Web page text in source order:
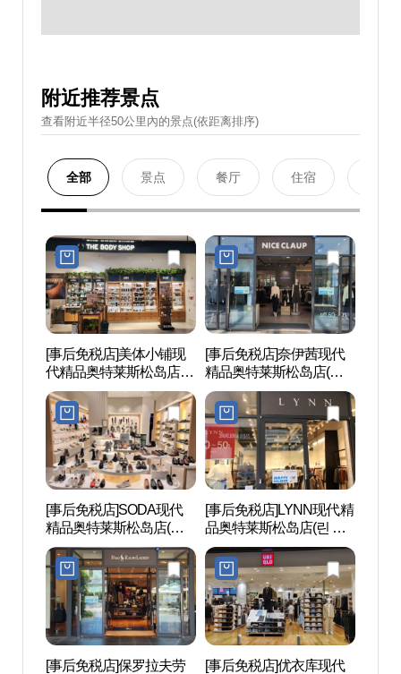
附近推荐景点
查看附近半径50公里內的景点(依距离排序)
全部 景点 餐厅 住宿
[事后免税店]美体小铺现
代精品奥特莱斯松岛店
(더바디샵 현대프리미엄
아울렛송도점)
[事后免税店]奈伊茜现代
精品奥特莱斯松岛店(나
이스클랍 현대프리미엄
아울렛 송도점)
[事后免税店]SODA现代
精品奥特莱斯松岛店(소
다 현대프리미엄아울렛
송도점)
[事后免税店]LYNN现代精
品奥特莱斯松岛店(린 현
대프리미엄아울렛 송도
점)
[事后免税店]保罗拉夫劳
[事后免税店]优衣库现代